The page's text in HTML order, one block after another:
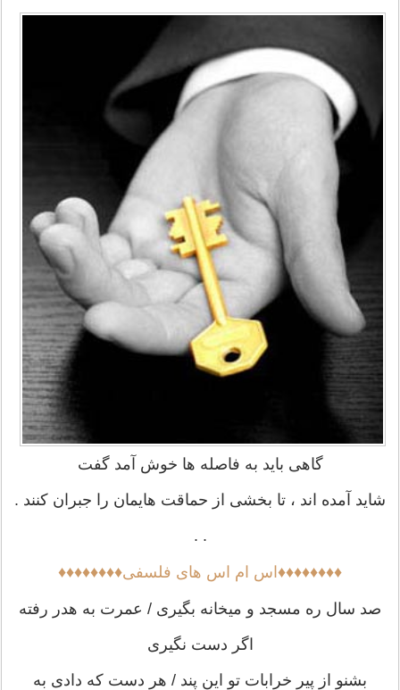
گاهی باید به فاصله ها خوش آمد گفت
شاید آمده اند ، تا بخشی از حماقت هایمان را جبران کنند .
. .
♦♦♦♦♦♦♦♦اس ام اس های فلسفی♦♦♦♦♦♦♦♦
صد سال ره مسجد و میخانه بگیری / عمرت به هدر رفته
اگر دست نگیری
بشنو از پیر خرابات تو این پند / هر دست که دادی به